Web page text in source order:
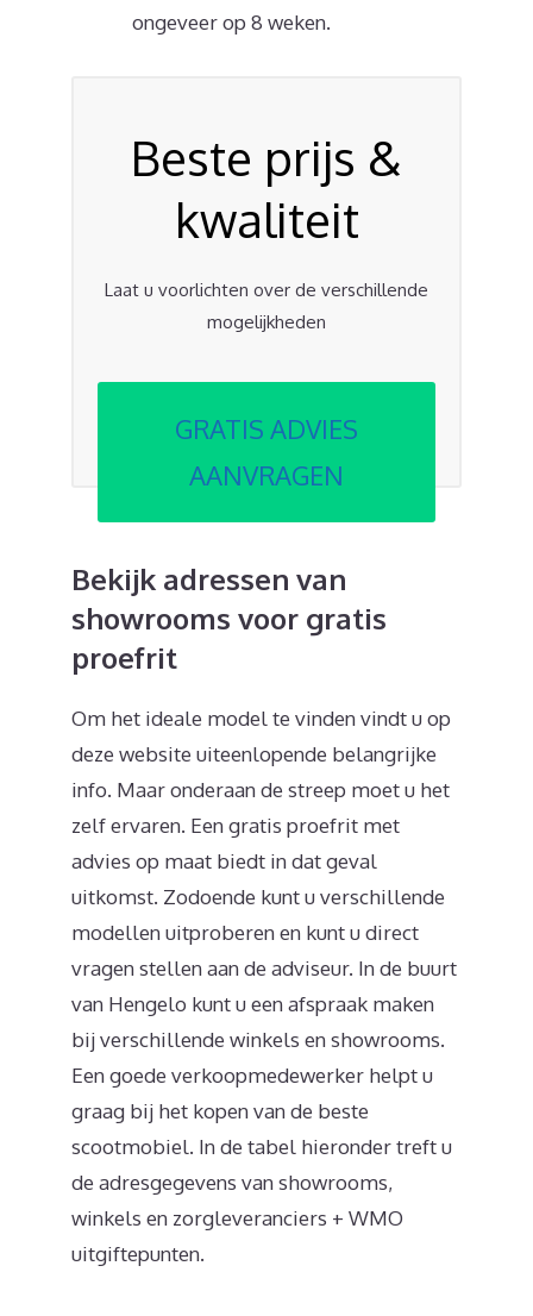
ongeveer op 8 weken.
Beste prijs &
kwaliteit
Laat u voorlichten over de verschillende
mogelijkheden
GRATIS ADVIES
AANVRAGEN
Bekijk adressen van
showrooms voor gratis
proefrit
Om het ideale model te vinden vindt u op
deze website uiteenlopende belangrijke
info. Maar onderaan de streep moet u het
zelf ervaren. Een gratis proefrit met
advies op maat biedt in dat geval
uitkomst. Zodoende kunt u verschillende
modellen uitproberen en kunt u direct
vragen stellen aan de adviseur. In de buurt
van Hengelo kunt u een afspraak maken
bij verschillende winkels en showrooms.
Een goede verkoopmedewerker helpt u
graag bij het kopen van de beste
scootmobiel. In de tabel hieronder treft u
de adresgegevens van showrooms,
winkels en zorgleveranciers + WMO
uitgiftepunten.